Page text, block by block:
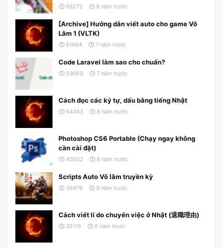
66272 8 năm trước
[Archive] Hướng dẫn viết auto cho game Võ
Lâm 1 (VLTK)
61964 7 năm trước
Code Laravel làm sao cho chuẩn?
59059 7 năm trước
Cách đọc các ký tự, dấu bằng tiếng Nhật
54343 8 năm trước
Photoshop CS6 Portable (Chạy ngay không
cần cài đặt)
40002 8 năm trước
Scripts Auto Võ lâm truyền kỳ
36476 9 năm trước
Cách viết lí do chuyển việc ở Nhật (退職理由)
35115 6 năm trước